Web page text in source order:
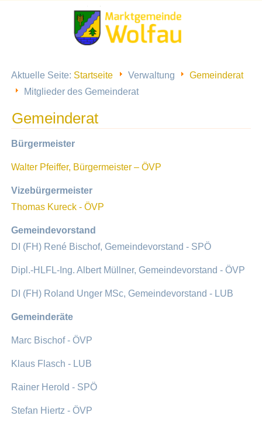
Aktuelle Seite: Startseite Verwaltung
Gemeinderat
Mitglieder des Gemeinderat
Gemeinderat
Bürgermeister
Walter Pfeiffer, Bürgermeister – ÖVP
Vizebürgermeister
Thomas Kureck - ÖVP
Gemeindevorstand
DI (FH) René Bischof, Gemeindevorstand - SPÖ
Dipl.-HLFL-Ing. Albert Müllner, Gemeindevorstand - ÖVP
DI (FH) Roland Unger MSc, Gemeindevorstand - LUB
Gemeinderäte
Marc Bischof - ÖVP
Klaus Flasch - LUB
Rainer Herold - SPÖ
Stefan Hiertz - ÖVP